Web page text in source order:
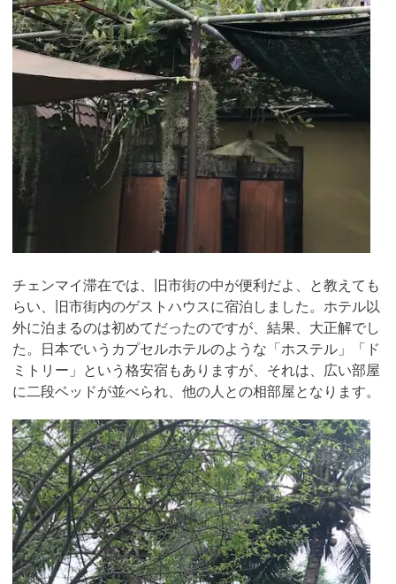
チェンマイ滞在では、旧市街の中が便利だよ、と教えても
らい、旧市街内のゲストハウスに宿泊しました。ホテル以
外に泊まるのは初めてだったのですが、結果、大正解でし
た。日本でいうカプセルホテルのような「ホステル」「ド
ミトリー」という格安宿もありますが、それは、広い部屋
に二段ベッドが並べられ、他の人との相部屋となります。